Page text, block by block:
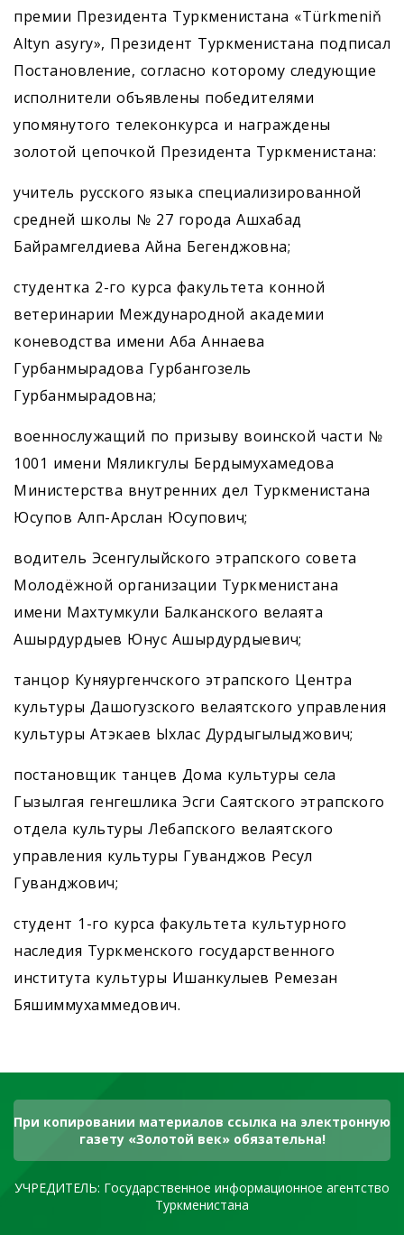
премии Президента Туркменистана «Türkmeniň
Altyn asyry», Президент Туркменистана подписал
Постановление, согласно которому следующие
исполнители объявлены победителями
упомянутого телеконкурса и награждены
золотой цепочкой Президента Туркменистана:
учитель русского языка специа­лизированной
средней школы № 27 города Ашхабад
Байрамгелдиева Айна Бегенджовна;
студентка 2-го курса факультета конной
ветеринарии Международной академии
коневодства имени Аба ­Аннаева
Гурбанмырадова Гурбангозель
Гурбанмырадовна;
военнослужащий по призыву воинской части №
1001 имени Мяликгулы Бердымухамедова
Министерства внутренних дел Туркменистана
Юсупов Алп-Арслан Юсупович;
водитель Эсенгулыйского этрапского совета
Молодёжной организации Туркменистана
имени Махтумкули Балканского велаята
Ашырдурдыев Юнус Ашырдурдыевич;
танцор Куняургенчского этрапского Центра
культуры Дашогузского велаятского управления
культуры Атэкаев Ыхлас Дурдыгылыджович;
постановщик танцев Дома культуры села
Гызылгая генгешлика Эсги Саятского этрапского
отдела культуры Лебапского велаятского
управления культуры Гуванджов Ресул
Гуванджович;
студент 1-го курса факультета культурного
наследия Туркменского государственного
института культуры Ишанкулыев Ремезан
Бяшиммухаммедович.
При копировании материалов ссылка на электронную
газету «Золотой век» обязательна!
УЧРЕДИТЕЛЬ: Государственное информационное агентство
Туркменистана